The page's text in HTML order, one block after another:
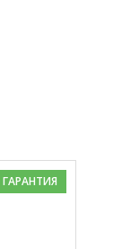
ГАРАНТИЯ